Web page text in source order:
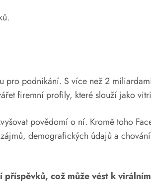
pro podnikání. S více než 2
firemní profily, které slouží jako
povědomí o ní. Kromě toho
demografických údajů a
což může vést k